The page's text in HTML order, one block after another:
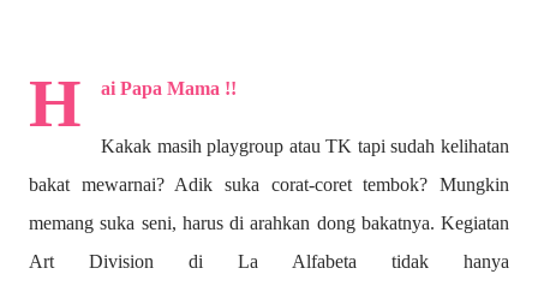
H ai Papa Mama !!
Kakak masih playgroup atau TK tapi sudah kelihatan
bakat mewarnai? Adik suka corat-coret tembok? Mungkin
memang suka seni, harus di arahkan dong bakatnya. Kegiatan
Art Division di La Alfabeta tidak hanya